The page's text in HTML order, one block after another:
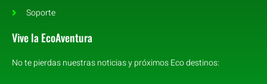
Soporte
Vive la EcoAventura
No te pierdas nuestras noticias y próximos Eco destinos: